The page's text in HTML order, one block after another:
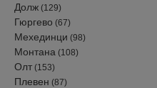
Долж (129)
Гюргево (67)
Мехединци (98)
Монтана (108)
Олт (153)
Плевен (87)